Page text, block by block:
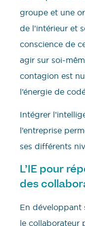
groupe et une
de l’intérieur et
conscience de
agir sur soi-
contagion est
l’énergie de
Intégrer
l’entreprise
ses différents
L’IE pour
des
En développant
le collaborateur